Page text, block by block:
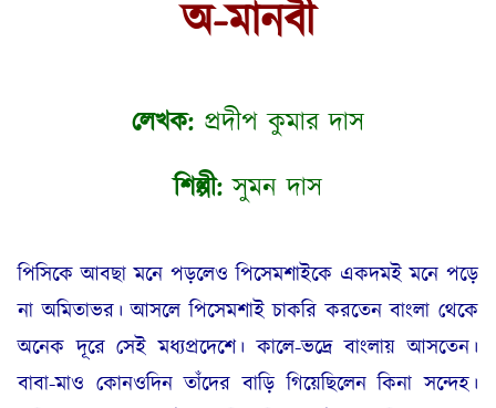
অ-মানবী
লেখক: প্রদীপ কুমার দাস
শিল্পী: সুমন দাস
পিসিকে আবছা মনে পড়লেও পিসেমশাইকে একদমই মনে পড়ে
না অমিতাভর। আসলে পিসেমশাই চাকরি করতেন বাংলা থেকে
অনেক দূরে সেই মধ্যপ্রদেশে। কালে-ভদ্রে বাংলায় আসতেন।
বাবা-মাও কোনওদিন তাঁদের বাড়ি গিয়েছিলেন কিনা সন্দেহ।